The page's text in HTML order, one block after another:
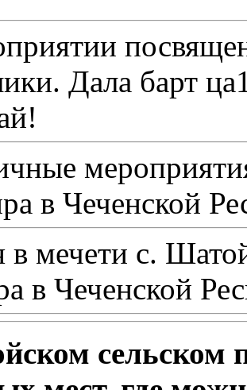
Дала барт
в Чеченской
в мечети с.
в Чеченской
сельском